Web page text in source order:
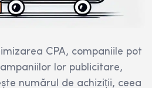
CPA, companiile pot
lor publicitare,
numărul de achiziții, ceea